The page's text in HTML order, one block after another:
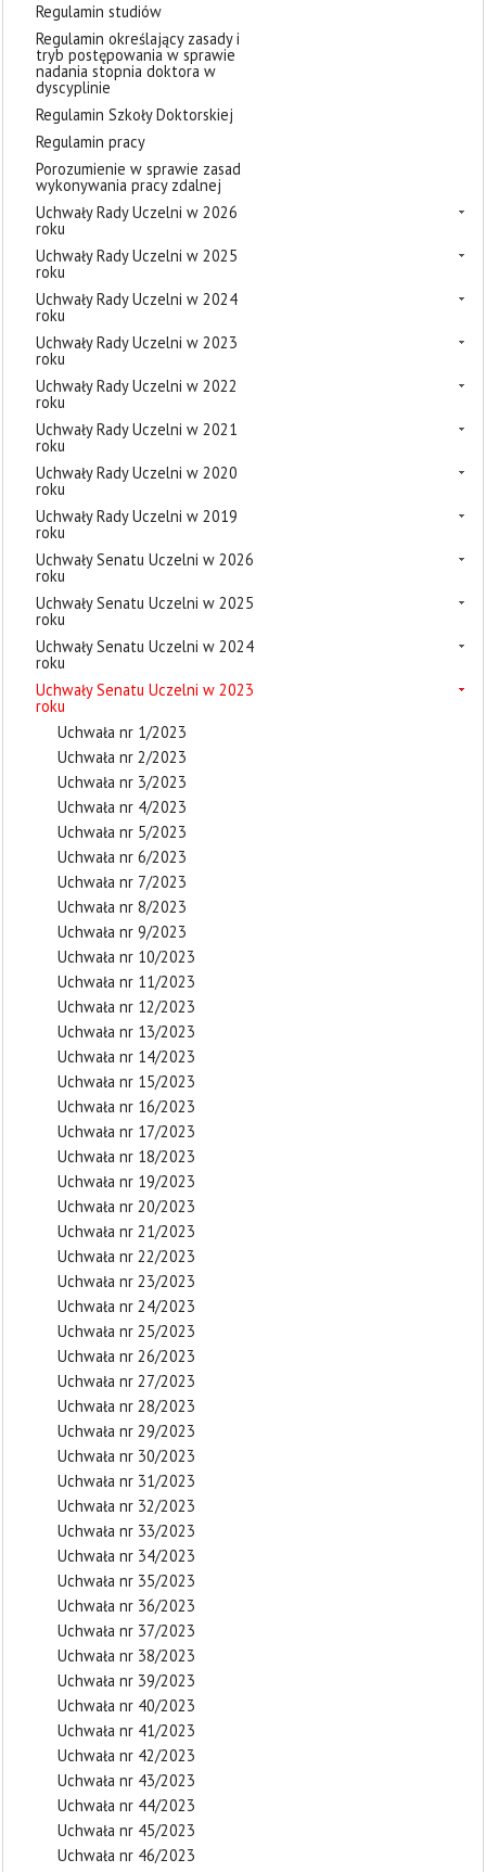
Regulamin studiów
Regulamin określający zasady i
tryb postępowania w sprawie
nadania stopnia doktora w
dyscyplinie
Regulamin Szkoły Doktorskiej
Regulamin pracy
Porozumienie w sprawie zasad
wykonywania pracy zdalnej
Uchwały Rady Uczelni w 2026
roku
Uchwały Rady Uczelni w 2025
roku
Uchwały Rady Uczelni w 2024
roku
Uchwały Rady Uczelni w 2023
roku
Uchwały Rady Uczelni w 2022
roku
Uchwały Rady Uczelni w 2021
roku
Uchwały Rady Uczelni w 2020
roku
Uchwały Rady Uczelni w 2019
roku
Uchwały Senatu Uczelni w 2026
roku
Uchwały Senatu Uczelni w 2025
roku
Uchwały Senatu Uczelni w 2024
roku
Uchwały Senatu Uczelni w 2023
roku
Uchwała nr 1/2023
Uchwała nr 2/2023
Uchwała nr 3/2023
Uchwała nr 4/2023
Uchwała nr 5/2023
Uchwała nr 6/2023
Uchwała nr 7/2023
Uchwała nr 8/2023
Uchwała nr 9/2023
Uchwała nr 10/2023
Uchwała nr 11/2023
Uchwała nr 12/2023
Uchwała nr 13/2023
Uchwała nr 14/2023
Uchwała nr 15/2023
Uchwała nr 16/2023
Uchwała nr 17/2023
Uchwała nr 18/2023
Uchwała nr 19/2023
Uchwała nr 20/2023
Uchwała nr 21/2023
Uchwała nr 22/2023
Uchwała nr 23/2023
Uchwała nr 24/2023
Uchwała nr 25/2023
Uchwała nr 26/2023
Uchwała nr 27/2023
Uchwała nr 28/2023
Uchwała nr 29/2023
Uchwała nr 30/2023
Uchwała nr 31/2023
Uchwała nr 32/2023
Uchwała nr 33/2023
Uchwała nr 34/2023
Uchwała nr 35/2023
Uchwała nr 36/2023
Uchwała nr 37/2023
Uchwała nr 38/2023
Uchwała nr 39/2023
Uchwała nr 40/2023
Uchwała nr 41/2023
Uchwała nr 42/2023
Uchwała nr 43/2023
Uchwała nr 44/2023
Uchwała nr 45/2023
Uchwała nr 46/2023